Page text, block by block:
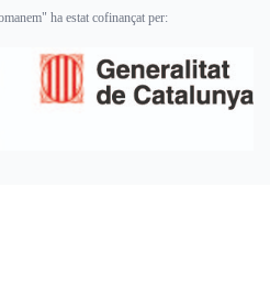
ha estat cofinançat per: